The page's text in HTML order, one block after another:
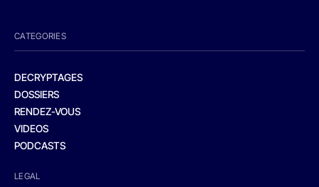
CATEGORIES
DECRYPTAGES
DOSSIERS
RENDEZ-VOUS
VIDEOS
PODCASTS
LEGAL